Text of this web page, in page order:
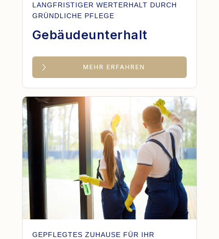
LANGFRISTIGER WERTERHALT DURCH
GRÜNDLICHE PFLEGE
Gebäudeunterhalt
MEHR ERFAHREN
GEPFLEGTES ZUHAUSE FÜR IHR